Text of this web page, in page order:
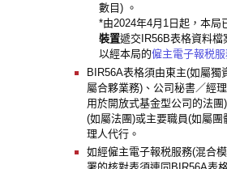
數目) 。
*由2024年4月1日起，本局
裝置遞交IR56B表格資料
以經本局的僱主電子報税
BIR56A表格須由東主(如屬獨
屬合夥業務)、公司秘書／經
用於開放式基金型公司的法
(如屬法團)或主要職員(如屬
理人代行。
如經僱主電子報税服務(混合